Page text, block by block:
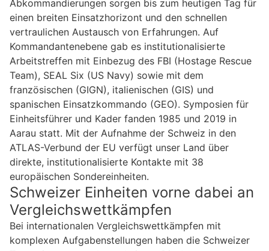
Abkommandierungen sorgen bis zum heutigen Tag für
einen breiten Einsatzhorizont und den schnellen
vertraulichen Austausch von Erfahrungen. Auf
Kommandantenebene gab es institutionalisierte
Arbeitstreffen mit Einbezug des FBI (Hostage Rescue
Team), SEAL Six (US Navy) sowie mit dem
französischen (GIGN), italienischen (GIS) und
spanischen Einsatzkommando (GEO). Symposien für
Einheitsführer und Kader fanden 1985 und 2019 in
Aarau statt. Mit der Aufnahme der Schweiz in den
ATLAS-Verbund der EU verfügt unser Land über
direkte, institutionalisierte Kontakte mit 38
europäischen Sondereinheiten.
Schweizer Einheiten vorne dabei an
Vergleichswettkämpfen
Bei internationalen Vergleichswettkämpfen mit
komplexen Aufgabenstellungen haben die Schweizer